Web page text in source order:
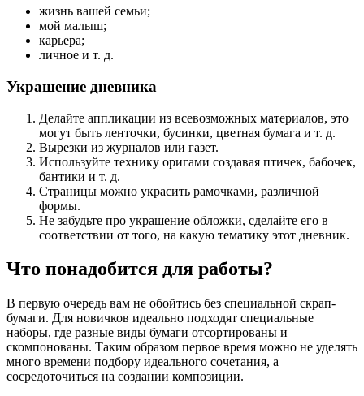
жизнь вашей семьи;
мой малыш;
карьера;
личное и т. д.
Украшение дневника
Делайте аппликации из всевозможных материалов, это
могут быть ленточки, бусинки, цветная бумага и т. д.
Вырезки из журналов или газет.
Используйте технику оригами создавая птичек, бабочек,
бантики и т. д.
Страницы можно украсить рамочками, различной
формы.
Не забудьте про украшение обложки, сделайте его в
соответствии от того, на какую тематику этот дневник.
Что понадобится для работы?
В первую очередь вам не обойтись без специальной скрап-
бумаги. Для новичков идеально подходят специальные
наборы, где разные виды бумаги отсортированы и
скомпонованы. Таким образом первое время можно не уделять
много времени подбору идеального сочетания, а
сосредоточиться на создании композиции.